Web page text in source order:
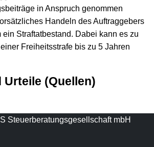
in Anspruch genommen
Handeln des Auftraggebers
ein Straftatbestand. Dabei kann es zu
Freiheitsstrafe bis zu 5 Jahren
Urteile (Quellen)
Steuerberatungsgesellschaft mbH